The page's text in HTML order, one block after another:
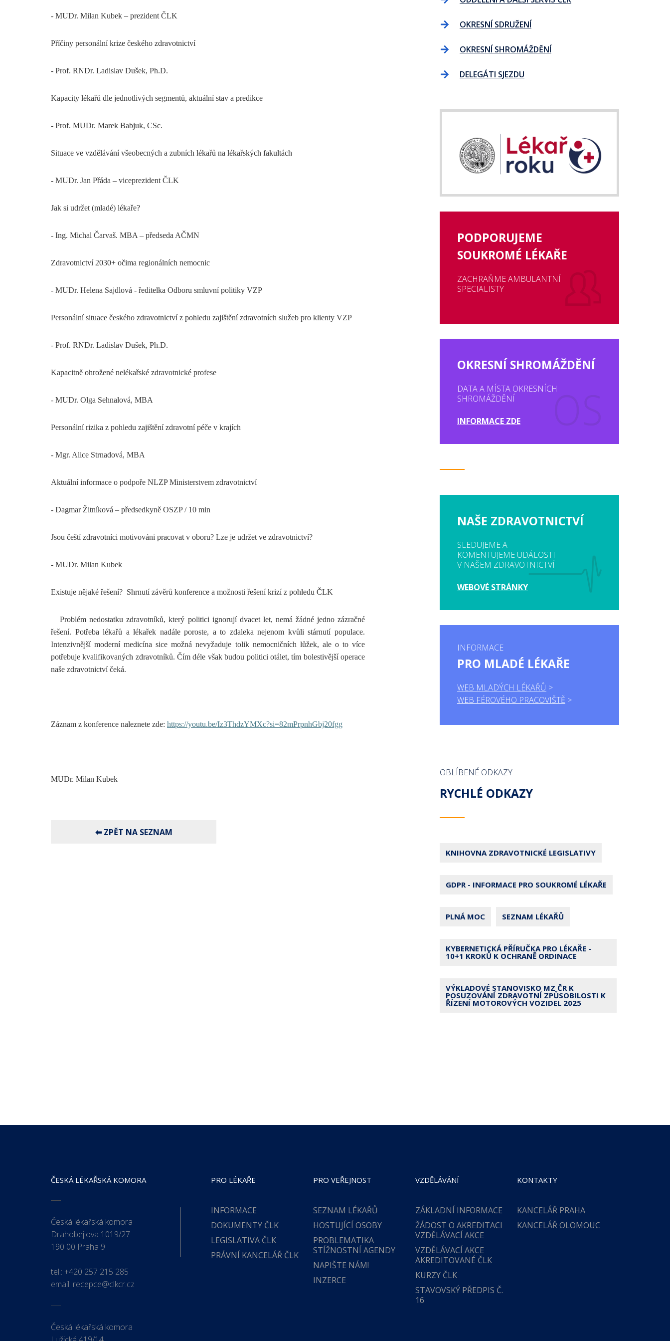
- MUDr. Milan Kubek – prezident ČLK
Příčiny personální krize českého zdravotnictví
- Prof. RNDr. Ladislav Dušek, Ph.D.
Kapacity lékařů dle jednotlivých segmentů, aktuální stav a predikce
- Prof. MUDr. Marek Babjuk, CSc.
Situace ve vzdělávání všeobecných a zubních lékařů na lékařských fakultách
- MUDr. Jan Přáda – viceprezident ČLK
Jak si udržet (mladé) lékaře?
- Ing. Michal Čarvaš. MBA – předseda AČMN
Zdravotnictví 2030+ očima regionálních nemocnic
- MUDr. Helena Sajdlová - ředitelka Odboru smluvní politiky VZP
Personální situace českého zdravotnictví z pohledu zajištění zdravotních služeb pro klienty VZP
- Prof. RNDr. Ladislav Dušek, Ph.D.
Kapacitně ohrožené nelékařské zdravotnické profese
- MUDr. Olga Sehnalová, MBA
Personální rizika z pohledu zajištění zdravotní péče v krajích
- Mgr. Alice Strnadová, MBA
Aktuální informace o podpoře NLZP Ministerstvem zdravotnictví
- Dagmar Žitníková – předsedkyně OSZP / 10 min
Jsou čeští zdravotníci motivováni pracovat v oboru? Lze je udržet ve zdravotnictví?
- MUDr. Milan Kubek
Existuje nějaké řešení? Shrnutí závěrů konference a možnosti řešení krizí z pohledu ČLK
Problém nedostatku zdravotníků, který politici ignorují dvacet let, nemá žádné jedno zázračné
řešení. Potřeba lékařů a lékařek nadále poroste, a to zdaleka nejenom kvůli stárnutí populace.
Intenzivnější moderní medicína sice možná nevyžaduje tolik nemocničních lůžek, ale o to více
potřebuje kvalifikovaných zdravotníků.Čím déle však budou politici otálet, tím bolestivější operace
naše zdravotnictví čeká.
Záznam z konference naleznete zde: https://youtu.be/Iz3ThdzYMXc?si=82mPrpnhGbj20fgg
MUDr. Milan Kubek
OKRESNÍ SDRUŽENÍ
OKRESNÍ SHROMÁŽDĚNÍ
DELEGÁTI SJEZDU
PODPORUJEME
SOUKROMÉ LÉKAŘE
ZACHRAŇME AMBULANTNÍ
SPECIALISTY
OKRESNÍ SHROMÁŽDĚNÍ
DATA A MÍSTA OKRESNÍCH
SHROMÁŽDĚNÍ
INFORMACE ZDE
NAŠE ZDRAVOTNICTVÍ
SLEDUJEME A
KOMENTUJEME UDÁLOSTI
V NAŠEM ZDRAVOTNICTVÍ
WEBOVÉ STRÁNKY
INFORMACE
PRO MLADÉ LÉKAŘE
WEB MLADÝCH LÉKAŘŮ
WEB FÉROVÉHO PRACOVIŠTĚ
OBLÍBENÉ ODKAZY
RYCHLÉ ODKAZY
KNIHOVNA ZDRAVOTNICKÉ LEGISLATIVY
GDPR - INFORMACE PRO SOUKROMÉ LÉKAŘE
PLNÁ MOC SEZNAM LÉKAŘŮ
KYBERNETICKÁ PŘÍRUČKA PRO LÉKAŘE -
10+1 KROKŮ K OCHRANĚ ORDINACE
VÝKLADOVÉ STANOVISKO MZ ČR K
POSUZOVÁNÍ ZDRAVOTNÍ ZPŮSOBILOSTI K
ŘÍZENÍ MOTOROVÝCH VOZIDEL 2025
ČESKÁ LÉKAŘSKÁ KOMORA
Česká lékařská komora
Drahobejlova 1019/27
190 00 Praha 9
tel.: +420 257 215 285
email: recepce@clkcr.cz
Česká lékařská komora
PRO LÉKAŘE
INFORMACE
DOKUMENTY ČLK
LEGISLATIVA ČLK
PRÁVNÍ KANCELÁŘ ČLK
PRO VEŘEJNOST
SEZNAM LÉKAŘŮ
HOSTUJÍCÍ OSOBY
PROBLEMATIKA
STÍŽNOSTNÍ AGENDY
NAPIŠTE NÁM!
INZERCE
VZDĚLÁVÁNÍ
ZÁKLADNÍ INFORMACE
ŽÁDOST O AKREDITACI
VZDĚLÁVACÍ AKCE
VZDĚLÁVACÍ AKCE
AKREDITOVANÉ ČLK
KURZY ČLK
STAVOVSKÝ PŘEDPIS Č.
16
KONTAKTY
KANCELÁŘ PRAHA
KANCELÁŘ OLOMOUC